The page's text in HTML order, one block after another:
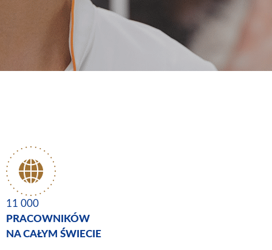
11 000
PRACOWNIKÓW
NA CAŁYM ŚWIECIE